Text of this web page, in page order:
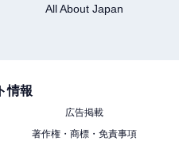
いう弾けキャラがストレ
良い」「てちがやべぇ！
の。葵は感情くっきりだ
よく出てる。長屋親子は
All About Japan
情報
広告掲載
著作権・商標・免責事項